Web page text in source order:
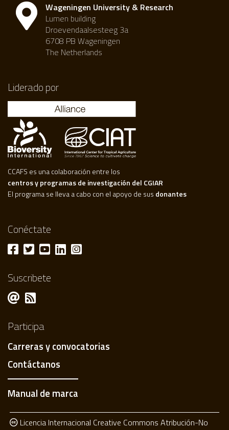
Wageningen University & Research
Lumen building
Droevendaalsesteeg 3a
6708 PB Wageningen
The Netherlands
Liderado por
CCAFS es una colaboración entre los
centros y programas de investigación del CGIAR
El programa se lleva a cabo con el apoyo de sus donantes
Conéctate
Suscribete
Participa
Carreras y convocatorias
Contáctanos
Manual de marca
Licencia Internacional Creative Commons Atribución-No